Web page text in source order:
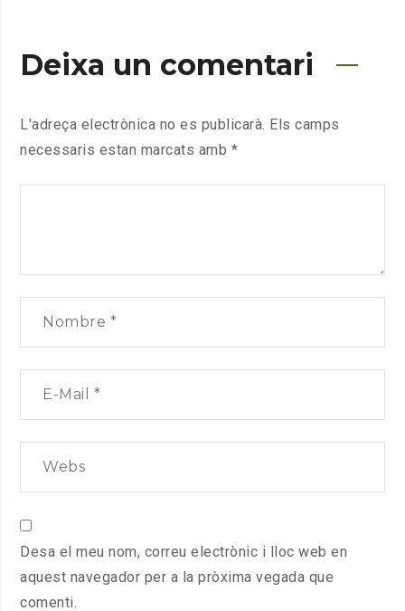
Deixa un comentari
L'adreça electrònica no es publicarà. Els camps
necessaris estan marcats amb *
Desa el meu nom, correu electrònic i lloc web en
aquest navegador per a la pròxima vegada que
comenti.